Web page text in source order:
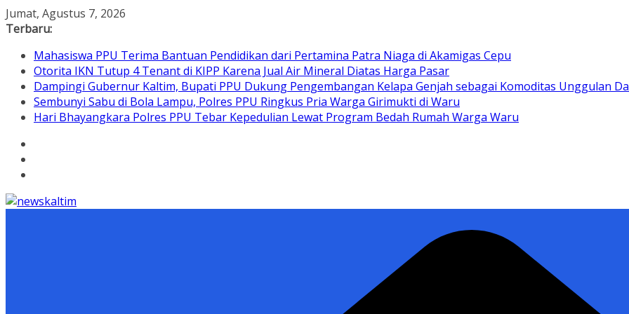
Skip
to
Jumat, Agustus 7, 2026
Terbaru:
Mahasiswa PPU Terima Bantuan Pendidikan dari Pertamina Patra Niaga di Akamigas Cepu
Otorita IKN Tutup 4 Tenant di KIPP Karena Jual Air Mineral Diatas Harga Pasar
Dampingi Gubernur Kaltim, Bupati PPU Dukung Pengembangan Kelapa Genjah sebagai Komoditas Unggulan
Sembunyi Sabu di Bola Lampu, Polres PPU Ringkus Pria Warga Girimukti di Waru
Hari Bhayangkara Polres PPU Tebar Kepedulian Lewat Program Bedah Rumah Warga Waru